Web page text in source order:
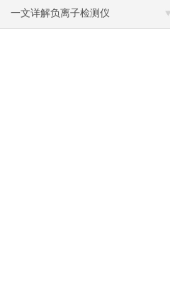
的完满融合，打造高品质呼吸体验！
一文详解负离子检测仪